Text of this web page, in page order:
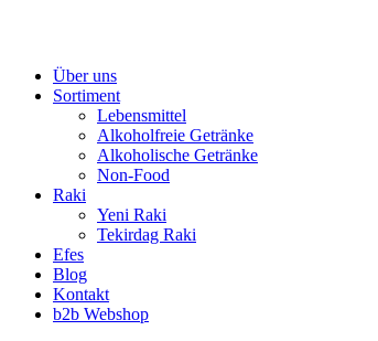
Über uns
Sortiment
Lebensmittel
Alkoholfreie Getränke
Alkoholische Getränke
Non-Food
Raki
Yeni Raki
Tekirdag Raki
Efes
Blog
Kontakt
b2b Webshop